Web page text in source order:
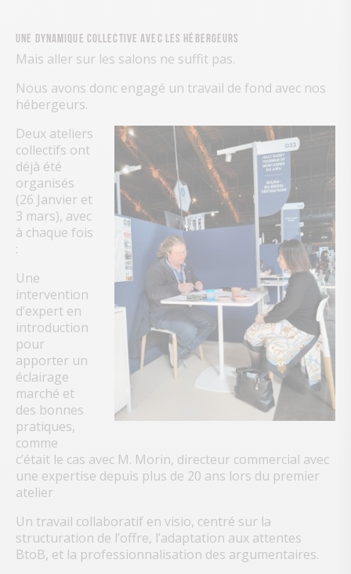
Une dynamique collective avec les hébergeurs
Mais aller sur les salons ne suffit pas.
Nous avons donc engagé un travail de fond avec nos
hébergeurs.
Deux ateliers
collectifs ont
déjà été
organisés
(26 Janvier et
3 mars), avec
à chaque fois
:
Une
intervention
d’expert en
introduction
pour
apporter un
éclairage
marché et
des bonnes
pratiques,
comme
c’était le cas avec M. Morin, directeur commercial avec
une expertise depuis plus de 20 ans lors du premier
atelier
Un travail collaboratif en visio, centré sur la
structuration de l’offre, l’adaptation aux attentes
BtoB, et la professionnalisation des argumentaires.